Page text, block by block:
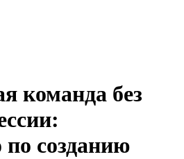
команда без
по созданию